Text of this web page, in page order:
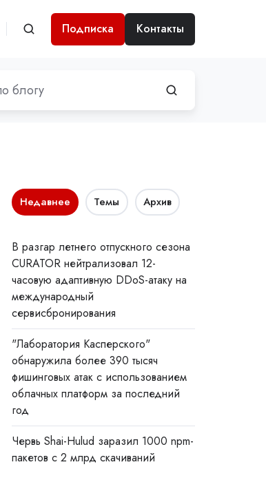
Подписка Контакты
Недавнее Темы Архив
В разгар летнего отпускного сезона
CURATOR нейтрализовал 12-
часовую адаптивную DDoS-атаку на
международный
сервисбронирования
"Лаборатория Касперского"
обнаружила более 390 тысяч
фишинговых атак с использованием
облачных платформ за последний
год
Червь Shai-Hulud заразил 1000 npm-
пакетов с 2 млрд скачиваний